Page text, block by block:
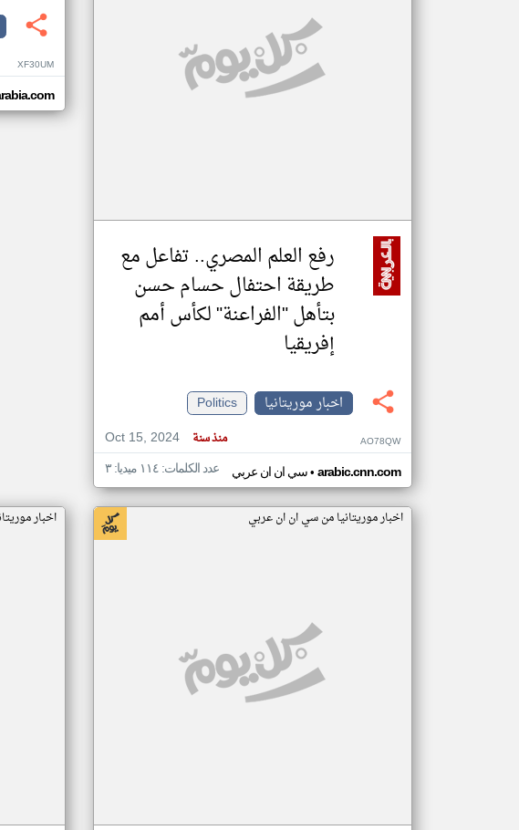
رفع العلم المصري.. تفاعل مع
طريقة احتفال حسام حسن
بتأهل "الفراعنة" لكأس أمم
إفريقيا
اخبار موريتانيا
Politics
Oct 15, 2024
منذ سنة AO78QW
سي ان ان عربي• arabic.cnn.com عدد الكلمات: ١١٤ ميديا: ٣
XF30UM
اخبار موريتانيا من سي ان ان عربي اخبار